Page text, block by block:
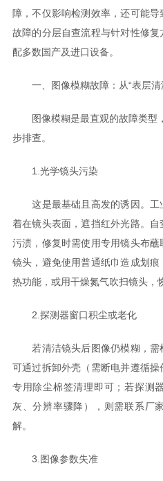
障，不仅影响检测效率，还可能
故障的分层自查流程与针对性修
配多数国产及进口设备。
一、图像模糊故障：从“表层清
图像模糊是最直观的故障类型
步排查。
1.光学镜头污染
这是最基础且高发的诱因。工
着在镜头表面，遮挡红外光路。
污渍，修复时需使用专用镜头布
镜头，避免使用普通纸巾造成划
热功能，或用干燥氮气吹扫镜头，
2.探测器窗口积尘或老化
若清洁镜头后图像仍模糊，需
可通过拆卸外壳（需断电并遵循
专用除尘棉签清理即可；若探测
灰、分辨率骤降），则需联系厂
解。
3.图像参数失准